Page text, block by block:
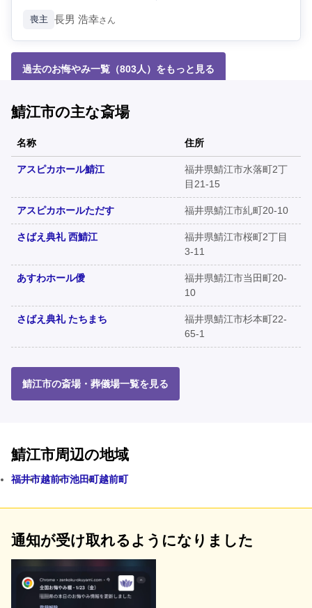
喪主 長男 浩幸さん
過去のお悔やみ一覧（803人）をもっと見る
鯖江市の主な斎場
名称 住所
アスピカホール鯖江
福井県鯖江市水落町2丁
目21-15
アスピカホールただす 福井県鯖江市糺町20-10
さばえ典礼 西鯖江
福井県鯖江市桜町2丁目
3-11
あすわホール僾
福井県鯖江市当田町20-
10
さばえ典礼 たちまち
福井県鯖江市杉本町22-
65-1
鯖江市の斎場・葬儀場一覧を見る
鯖江市周辺の地域
福井市越前市池田町越前町
通知が受け取れるようになりました